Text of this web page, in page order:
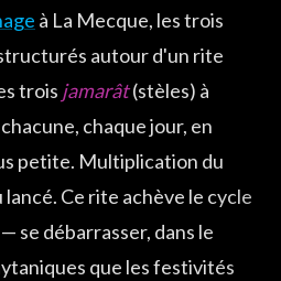
à La Mecque, les trois
autour d'un rite
trois jamarât(stèles) à
chaque jour, en
petite. Multiplication du
Ce rite achève le cycle
se débarrasser, dans le
que les festivités